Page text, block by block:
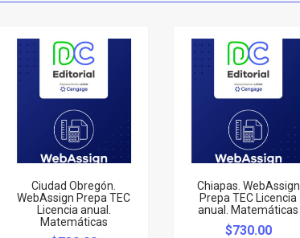
Ciudad Obregón.
WebAssign Prepa TEC
Licencia anual.
Matemáticas
Chiapas. WebAssign
Prepa TEC Licencia
anual. Matemáticas
$730.00